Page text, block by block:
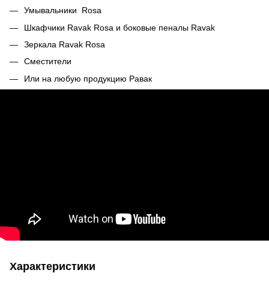
Умывальники Rosa
Шкафчики Ravak Rosa и боковые пеналы Ravak
Зеркала Ravak Rosa
Сместители
Или на любую продукцию Равак
Характеристики